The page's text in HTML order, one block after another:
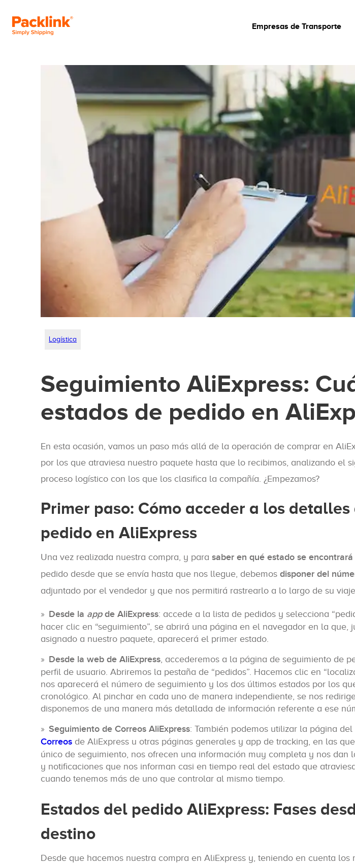
Empresas de Transporte
Logística
Seguimiento AliExpress:
estados de pedido en
En esta ocasión, vamos un paso más allá de la operación de comprar en
por los que atraviesa nuestro paquete hasta que lo recibimos, analizando el
proceso logístico con los que los clasifica la compañía. ¿Empezamos?
Primer paso: Cómo acceder a los
pedido en AliExpress
Una vez realizada nuestra compra, y para saber en qué estado se encontrará
pedido desde que se envía hasta que nos llegue, debemos disponer del
adjuntado por el vendedor y que nos permitirá rastrearlo a lo largo de su
Desde la appde AliExpress: accede a la lista de pedidos y selecciona
hacer clic en “seguimiento”, se abrirá una página en el navegador en la que,
asignado a nuestro paquete, aparecerá el primer estado.
Desde la web de AliExpress, accederemos a la página de seguimiento de
perfil de usuario. Abriremos la pestaña de “pedidos”. Hacemos clic en
nos aparecerá el número de seguimiento y los dos últimos estados por los
cronológico. Al pinchar en cada uno de manera independiente, se nos
disponemos de una manera más detallada de información referente a ese
Seguimiento de Correos AliExpress: También podemos utilizar la página
Correos de AliExpress u otras páginas generales y app de tracking, en las
único de seguimiento, nos ofrecen una información muy completa y nos dan
y notificaciones que nos informan casi en tiempo real del estado que
cuando tenemos más de uno que controlar al mismo tiempo.
Estados del pedido AliExpress: Fases
destino
Desde que hacemos nuestra compra en AliExpress y, teniendo en cuenta los